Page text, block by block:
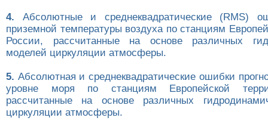
4. Абсолютные и среднеквадратические (RMS)
приземной температуры воздуха по станциям
России, рассчитанные на основе различных
моделей циркуляции атмосферы.
5. Абсолютная и среднеквадратические ошибки
уровне моря по станциям Европейской
рассчитанные на основе различных
циркуляции атмосферы.